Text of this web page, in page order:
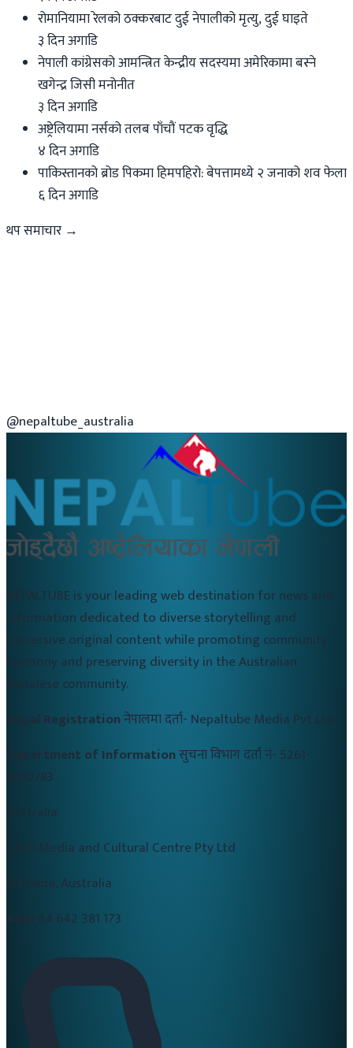
रोमानियामा रेलको ठक्करबाट दुई नेपालीको मृत्यु, दुई घाइते
३ दिन अगाडि
नेपाली कांग्रेसको आमन्त्रित केन्द्रीय सदस्यमा अमेरिकामा बस्ने
खगेन्द्र जिसी मनोनीत
३ दिन अगाडि
अष्ट्रेलियामा नर्सको तलब पाँचौं पटक वृद्धि
४ दिन अगाडि
पाकिस्तानको ब्रोड पिकमा हिमपहिरो: बेपत्तामध्ये २ जनाको शव फेला
६ दिन अगाडि
थप समाचार →
@nepaltube_australia
NEPALTUBE is your leading web destination for news and
information dedicated to diverse storytelling and
immersive original content while promoting community
harmony and preserving diversity in the Australian
Nepalese community.
Nepal Registrationनेपालमा दर्ता- Nepaltube Media Pvt Ltd
Department of Informationसुचना विभाग दर्ता नं- 5261-
2082/83
Australia
CALD Media and Cultural Centre Pty Ltd
Brisbane, Australia
84 642 381 173